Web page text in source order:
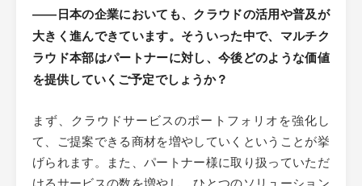
――日本の企業においても、クラウドの活用や普及が
大きく進んできています。そういった中で、マルチク
ラウド本部はパートナーに対し、今後どのような価値
を提供していくご予定でしょうか？
まず、クラウドサービスのポートフォリオを強化し
て、ご提案できる商材を増やしていくということが挙
げられます。また、パートナー様に取り扱っていただ
けるサービスの数を増やし、ひとつのソリューション